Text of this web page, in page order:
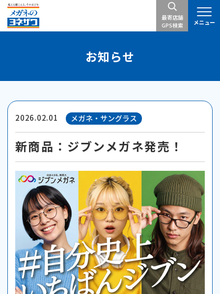
最寄店舗
GPS検索
お知らせ
2026.02.01 メガネ・サングラス
新商品：ジブンメガネ発売！
メニュー